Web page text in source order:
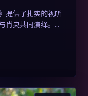
提供了扎实的视听
肖央共同演绎。影
外壳包裹对现实规
人物关系与情节反
电影」的用户。